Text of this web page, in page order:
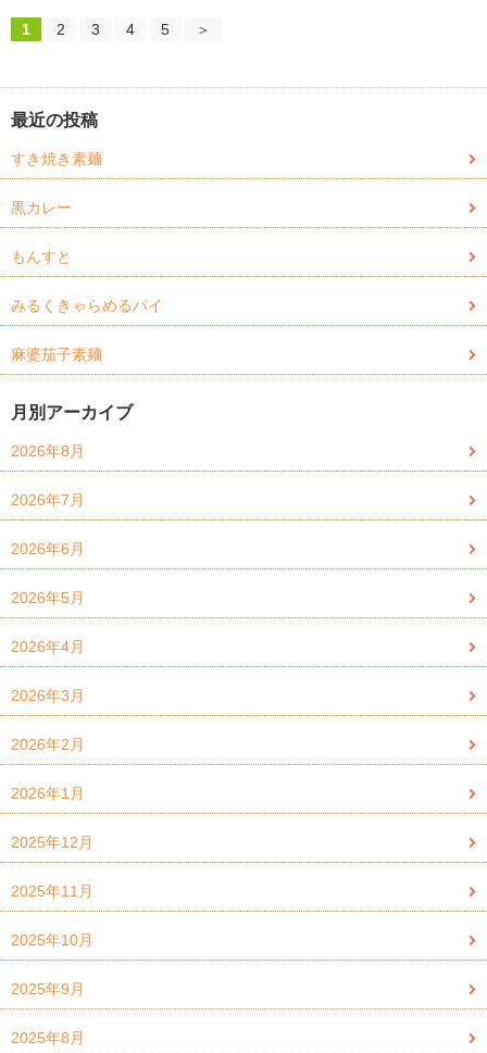
1 2 3 4 5 ＞
最近の投稿
すき焼き素麺
黒カレー
もんすと
みるくきゃらめるパイ
麻婆茄子素麺
月別アーカイブ
2026年8月
2026年7月
2026年6月
2026年5月
2026年4月
2026年3月
2026年2月
2026年1月
2025年12月
2025年11月
2025年10月
2025年9月
2025年8月